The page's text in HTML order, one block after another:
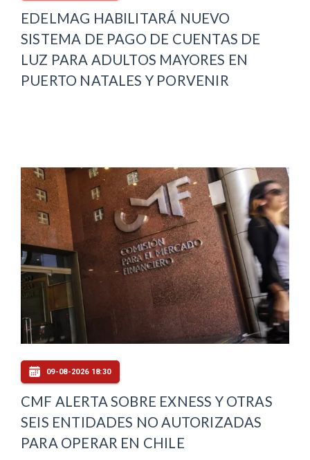
EDELMAG HABILITARÁ NUEVO
SISTEMA DE PAGO DE CUENTAS DE
LUZ PARA ADULTOS MAYORES EN
PUERTO NATALES Y PORVENIR
09-08-2026 18:30
CMF ALERTA SOBRE EXNESS Y OTRAS
SEIS ENTIDADES NO AUTORIZADAS
PARA OPERAR EN CHILE